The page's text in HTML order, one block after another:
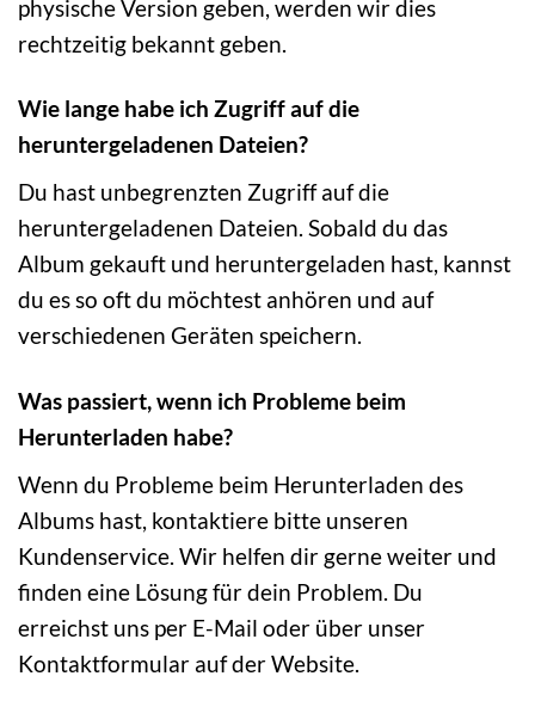
physische Version geben, werden wir dies
rechtzeitig bekannt geben.
Wie lange habe ich Zugriff auf die
heruntergeladenen Dateien?
Du hast unbegrenzten Zugriff auf die
heruntergeladenen Dateien. Sobald du das
Album gekauft und heruntergeladen hast, kannst
du es so oft du möchtest anhören und auf
verschiedenen Geräten speichern.
Was passiert, wenn ich Probleme beim
Herunterladen habe?
Wenn du Probleme beim Herunterladen des
Albums hast, kontaktiere bitte unseren
Kundenservice. Wir helfen dir gerne weiter und
finden eine Lösung für dein Problem. Du
erreichst uns per E-Mail oder über unser
Kontaktformular auf der Website.